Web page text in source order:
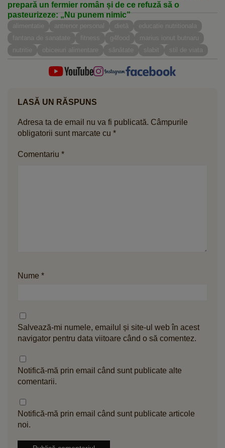
prepară un fermier român și de ce refuză să o
pasteurizeze: „Nu punem nimic”
alimentatie antrenor personal dietă
educatie nutritionala
fantana de sanatate
fitness g4food
marius ionut butnaru
nutritie
obiceiuri alimentare sănătate slabit stil de viata
LASĂ UN RĂSPUNS
Adresa ta de email nu va fi publicată. Câmpurile
obligatorii sunt marcate cu *
Comentariu *
Nume *
Salvează-mi numele, emailul și site-ul web în acest
navigator pentru data viitoare când o să comentez.
Notifică-mă prin email când sunt publicate alte
comentarii.
Notifică-mă prin email când sunt publicate articole
noi.